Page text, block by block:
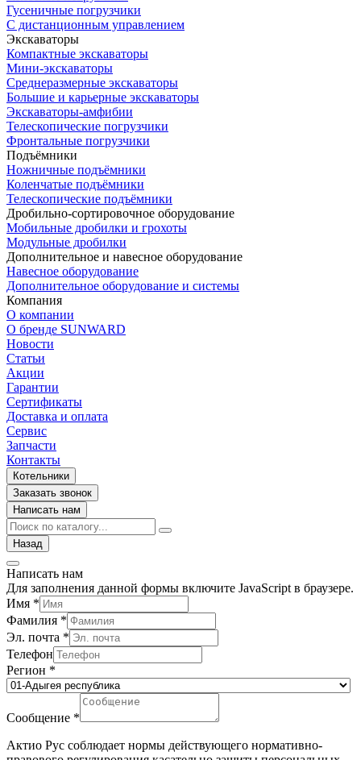
Гусеничные погрузчики
С дистанционным управлением
Экскаваторы
Компактные экскаваторы
Мини-экскаваторы
Среднеразмерные экскаваторы
Большие и карьерные экскаваторы
Экскаваторы-амфибии
Телескопические погрузчики
Фронтальные погрузчики
Подъёмники
Ножничные подъёмники
Коленчатые подъёмники
Телескопические подъёмники
Дробильно-сортировочное оборудование
Мобильные дробилки и грохоты
Модульные дробилки
Дополнительное и навесное оборудование
Навесное оборудование
Дополнительное оборудование и системы
Компания
О компании
О бренде SUNWARD
Новости
Статьи
Акции
Гарантии
Сертификаты
Доставка и оплата
Сервис
Запчасти
Контакты
Котельники
Заказать звонок
Написать нам
Назад
Написать нам
Для заполнения данной формы включите JavaScript в браузере.
Имя *
Фамилия *
Эл. почта *
Телефон
Регион *
Сообщение *
Актио Рус соблюдает нормы действующего нормативно-